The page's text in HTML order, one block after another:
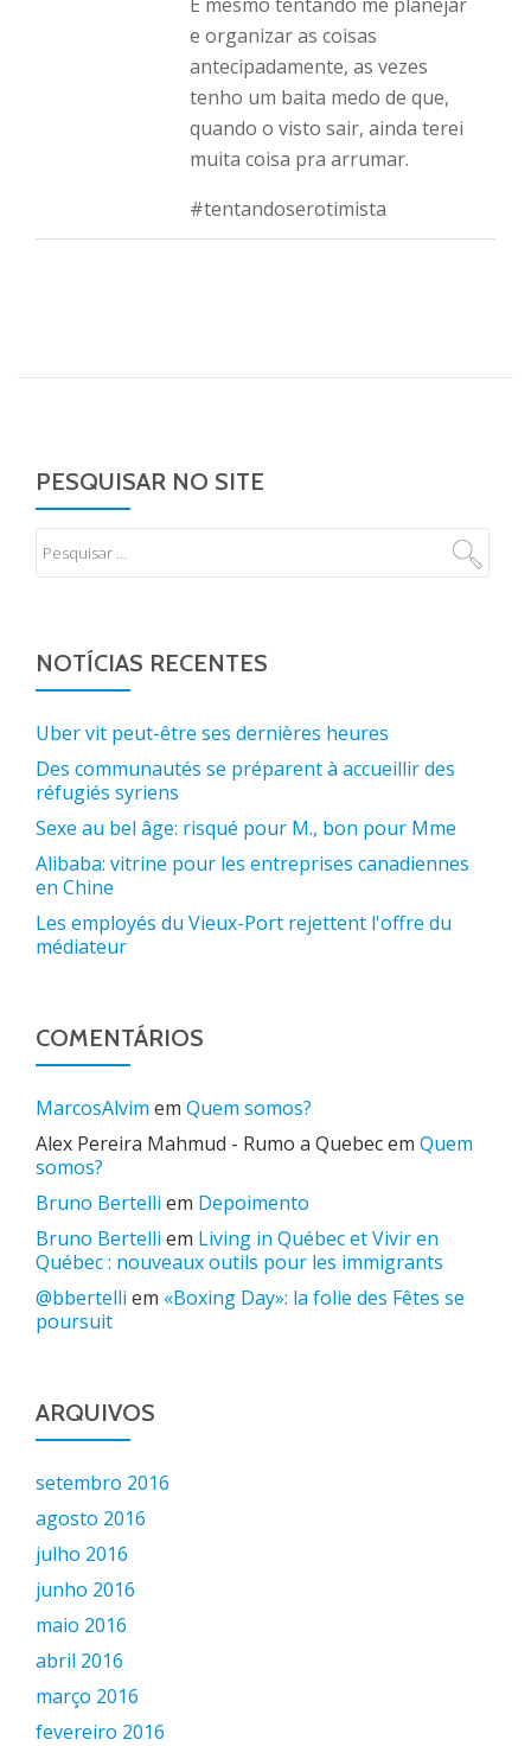
e organizar as coisas
antecipadamente, as vezes
tenho um baita medo de que,
quando o visto sair, ainda terei
muita coisa pra arrumar.
#tentandoserotimista
PESQUISAR NO SITE
NOTÍCIAS RECENTES
Uber vit peut-être ses dernières heures
Des communautés se préparent à accueillir des
réfugiés syriens
Sexe au bel âge: risqué pour M., bon pour Mme
Alibaba: vitrine pour les entreprises canadiennes
en Chine
Les employés du Vieux-Port rejettent l'offre du
médiateur
COMENTÁRIOS
MarcosAlvim em Quem somos?
Alex Pereira Mahmud - Rumo a Quebecem Quem
somos?
Bruno Bertelli em Depoimento
Bruno Bertelli em Living in Québec et Vivir en
Québec : nouveaux outils pour les immigrants
@bbertelli em «Boxing Day»: la folie des Fêtes se
poursuit
ARQUIVOS
setembro 2016
agosto 2016
julho 2016
junho 2016
maio 2016
abril 2016
março 2016
fevereiro 2016